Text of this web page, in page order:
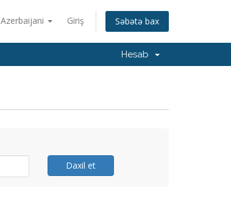
Azerbaijani Giriş Səbətə bax
Hesab
Daxil et